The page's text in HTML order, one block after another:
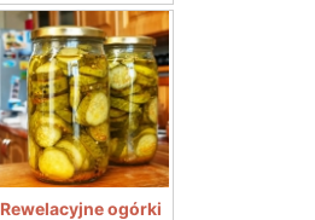
Rewelacyjne ogórki